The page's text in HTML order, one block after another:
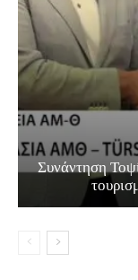
Συνάντηση